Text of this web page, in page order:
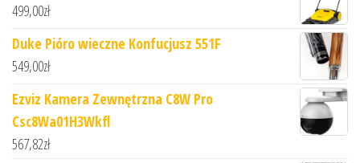
499,00zł
Duke Pióro wieczne Konfucjusz 551F
549,00zł
Ezviz Kamera Zewnętrzna C8W Pro
Csc8Wa01H3Wkfl
567,82zł